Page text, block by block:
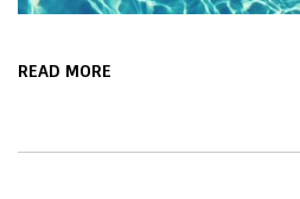
READ MORE